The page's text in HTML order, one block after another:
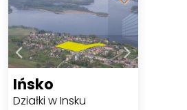
Ińsko
Działki w Insku